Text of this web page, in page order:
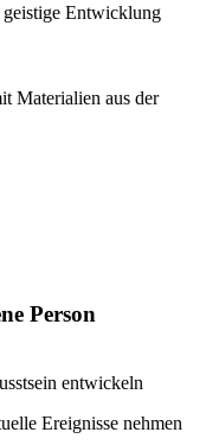
Entwicklung
Materialien aus der
Person
entwickeln
Ereignisse nehmen